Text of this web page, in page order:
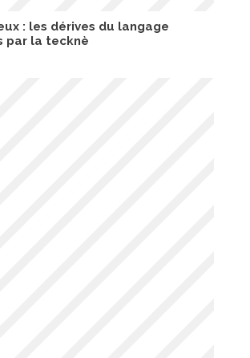
: les dérives du langage
par la tecknè